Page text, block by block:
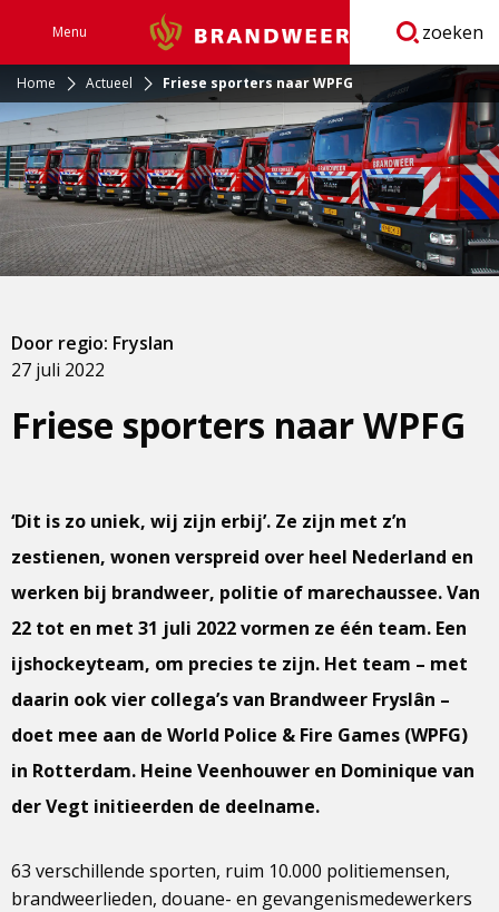
Menu Brandweer zoeken
Home Actueel Friese sporters naar WPFG
Friese sporters naar WPFG
27 juli 2022
Door regio: Fryslan
‘Dit is zo uniek, wij zijn erbij’. Ze zijn met z’n
zestienen, wonen verspreid over heel Nederland en
werken bij brandweer, politie of marechaussee. Van
22 tot en met 31 juli 2022 vormen ze één team. Een
ijshockeyteam, om precies te zijn. Het team – met
daarin ook vier collega’s van Brandweer Fryslân –
doet mee aan de World Police & Fire Games (WPFG)
in Rotterdam. Heine Veenhouwer en Dominique van
der Vegt initieerden de deelname.
63 verschillende sporten, ruim 10.000 politiemensen,
brandweerlieden, douane- en gevangenismedewerkers